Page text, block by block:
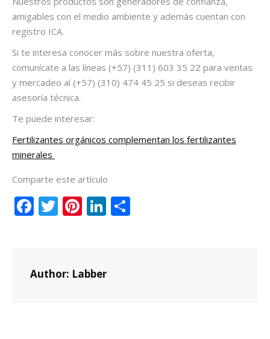
amigables con el medio ambiente y además cuentan con
registro ICA.
Si te interesa conocer más sobre nuestra oferta,
comunícate a las líneas (+57) (311) 603 35 22 para ventas
y mercadeo al (+57) (310) 474 45 25 si deseas recibir
asesoría técnica.
Te puede interesar:
Fertilizantes orgánicos complementan los fertilizantes
minerales
Comparte este artículo
Facebook
Twitter
Pinterest
LinkedIn
Author: Labber